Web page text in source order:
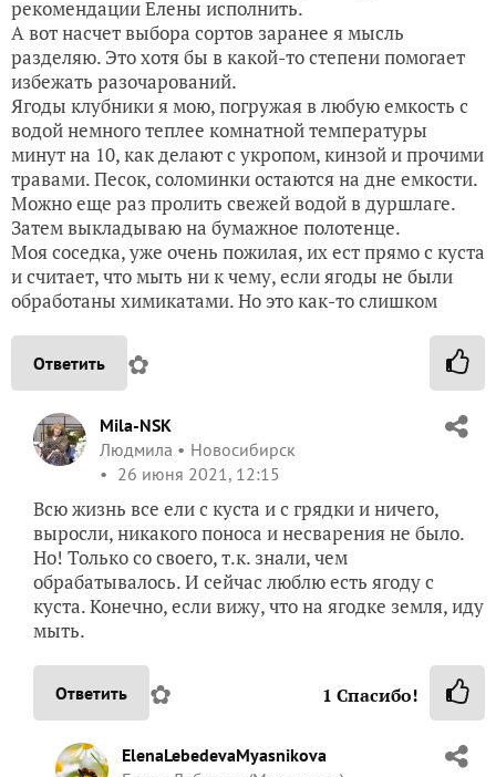
рекомендации Елены исполнить.
А вот насчет выбора сортов заранее я мысль
разделяю. Это хотя бы в какой-то степени помогает
избежать разочарований.
Ягоды клубники я мою, погружая в любую емкость с
водой немного теплее комнатной температуры
минут на 10, как делают с укропом, кинзой и прочими
травами. Песок, соломинки остаются на дне емкости.
Можно еще раз пролить свежей водой в дуршлаге.
Затем выкладываю на бумажное полотенце.
Моя соседка, уже очень пожилая, их ест прямо с куста
и считает, что мыть ни к чему, если ягоды не были
обработаны химикатами. Но это как-то слишком
Ответить ✿
Mila-NSK
Людмила
Новосибирск
26 июня 2021, 12:15
Всю жизнь все ели с куста и с грядки и ничего,
выросли, никакого поноса и несварения не было.
Но! Только со своего, т.к. знали, чем
обрабатывалось. И сейчас люблю есть ягоду с
куста. Конечно, если вижу, что на ягодке земля, иду
мыть.
Ответить ✿ 1 Спасибо!
ElenaLebedevaMyasnikova